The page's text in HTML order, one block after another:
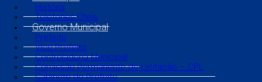
História
Telefones Úteis
Governo Municipal
Prefeito
Vice Prefeito
Controladoria Municipal
Comissão Permanente de Licitação – CPL
Gabinete do Prefeito